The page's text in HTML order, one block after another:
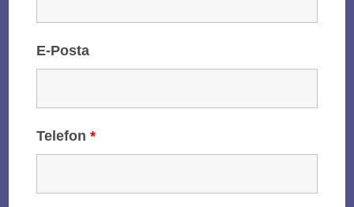
E-Posta
Telefon*